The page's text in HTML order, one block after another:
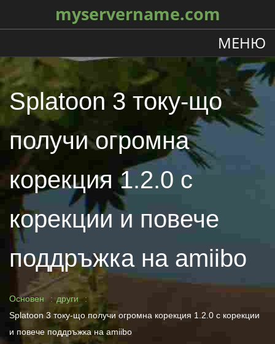
myservername.com
МЕНЮ
Splatoon 3 току-що
получи огромна
корекция 1.2.0 с
корекции и повече
поддръжка на amiibo
Основен
други
Splatoon 3 току-що получи огромна корекция 1.2.0 с корекции
и повече поддръжка на amiibo